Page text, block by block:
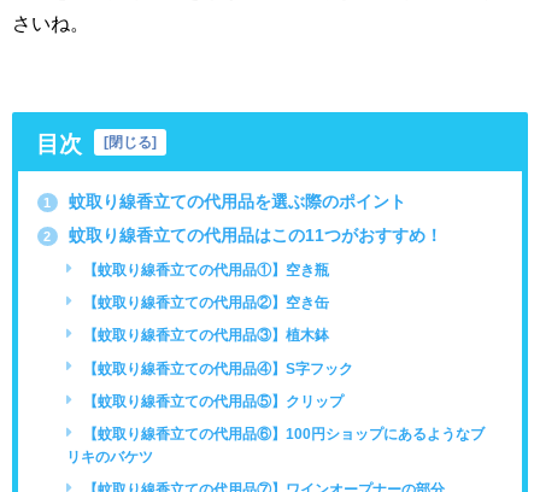
さいね。
目次 [閉じる]
1 蚊取り線香立ての代用品を選ぶ際のポイント
2 蚊取り線香立ての代用品はこの11つがおすすめ！
【蚊取り線香立ての代用品①】空き瓶
【蚊取り線香立ての代用品②】空き缶
【蚊取り線香立ての代用品③】植木鉢
【蚊取り線香立ての代用品④】S字フック
【蚊取り線香立ての代用品⑤】クリップ
【蚊取り線香立ての代用品⑥】100円ショップにあるようなブ
リキのバケツ